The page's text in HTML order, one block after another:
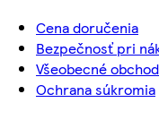
Cena doručenia
Bezpečnosť pri
Všeobecné
Ochrana súkromia